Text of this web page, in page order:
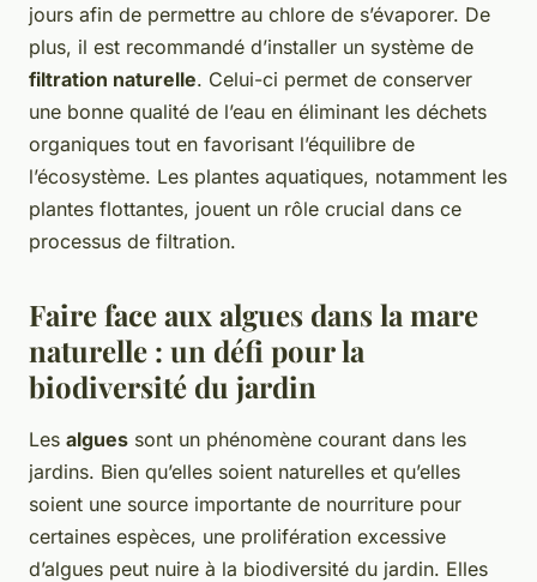
jours afin de permettre au chlore de s’évaporer. De
plus, il est recommandé d’installer un système de
filtration naturelle. Celui-ci permet de conserver
une bonne qualité de l’eau en éliminant les déchets
organiques tout en favorisant l’équilibre de
l’écosystème. Les plantes aquatiques, notamment les
plantes flottantes, jouent un rôle crucial dans ce
processus de filtration.
Faire face aux algues dans la mare
naturelle : un défi pour la
biodiversité du jardin
Les algues sont un phénomène courant dans les
jardins. Bien qu’elles soient naturelles et qu’elles
soient une source importante de nourriture pour
certaines espèces, une prolifération excessive
d’algues peut nuire à la biodiversité du jardin. Elles